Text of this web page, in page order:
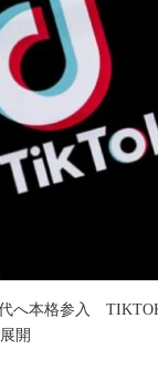
へ本格参入
開